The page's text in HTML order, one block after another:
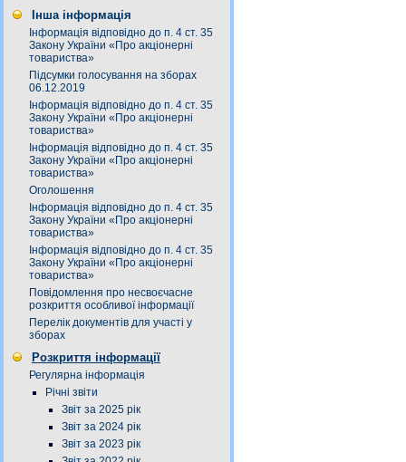
Інша інформація
Інформація відповідно до п. 4 ст. 35
Закону України «Про акціонерні
товариства»
Підсумки голосування на зборах
06.12.2019
Інформація відповідно до п. 4 ст. 35
Закону України «Про акціонерні
товариства»
Інформація відповідно до п. 4 ст. 35
Закону України «Про акціонерні
товариства»
Оголошення
Інформація відповідно до п. 4 ст. 35
Закону України «Про акціонерні
товариства»
Інформація відповідно до п. 4 ст. 35
Закону України «Про акціонерні
товариства»
Повідомлення про несвоєчасне
розкриття особливої інформації
Перелік документів для участі у
зборах
Розкриття інформації
Регулярна інформація
Річні звіти
Звіт за 2025 рік
Звіт за 2024 рік
Звіт за 2023 рік